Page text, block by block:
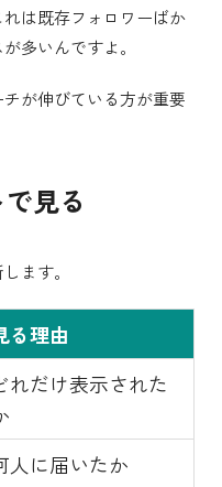
は既存フォロワーばか
多いんですよ。
が伸びている方が重要
見る
ます。
る理由
れだけ表示された
人に届いたか